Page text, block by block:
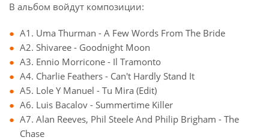
В альбом войдут композиции:
A1. Uma Thurman - A Few Words From The Bride
A2. Shivaree - Goodnight Moon
A3. Ennio Morricone - Il Tramonto
A4. Charlie Feathers - Can't Hardly Stand It
A5. Lole Y Manuel - Tu Mira (Edit)
A6. Luis Bacalov - Summertime Killer
A7. Alan Reeves, Phil Steele And Philip Brigham - The
Chase